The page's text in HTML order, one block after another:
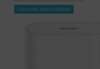
Consultar disponibilidad